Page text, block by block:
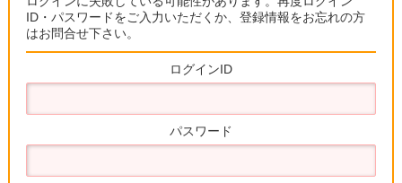
ID・パスワードをご入力いただくか、登録情報をお忘れの方
はお問合せ下さい。
ログインID
パスワード